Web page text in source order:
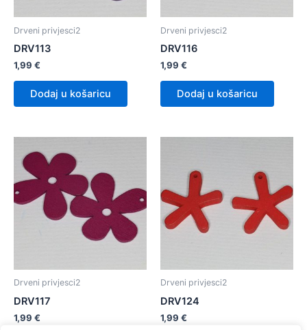
Drveni privjesci2
DRV113
1,99 €
Dodaj u košaricu
Drveni privjesci2
DRV116
1,99 €
Dodaj u košaricu
Drveni privjesci2
DRV117
1,99 €
Drveni privjesci2
DRV124
1,99 €